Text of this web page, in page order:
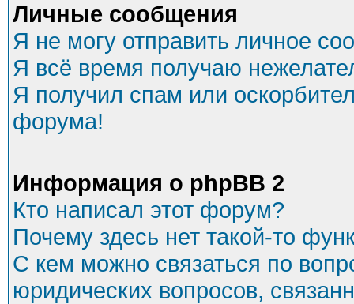
Личные сообщения
Я не могу отправить личное
Я всё время получаю
Я получил спам или
форума!
Информация о phpBB 2
Кто написал этот форум?
Почему здесь нет такой-то
С кем можно связаться по
юридических вопросов,